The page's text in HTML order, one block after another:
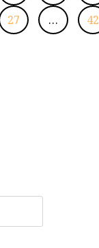
27 …
42